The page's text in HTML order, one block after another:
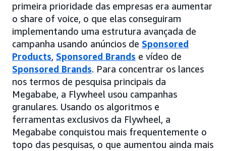
primeira prioridade das empresas era aumentar
o share of voice, o que elas conseguiram
implementando uma estrutura avançada de
campanha usando anúncios de Sponsored
Products, Sponsored Brands e vídeo de
Sponsored Brands. Para concentrar os lances
nos termos de pesquisa principais da
Megababe, a Flywheel usou campanhas
granulares. Usando os algoritmos e
ferramentas exclusivos da Flywheel, a
Megababe conquistou mais frequentemente o
topo das pesquisas, o que aumentou ainda mais